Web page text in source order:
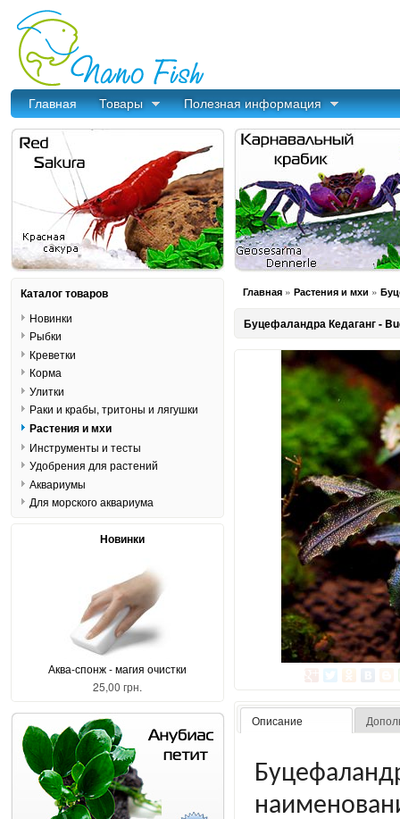
Главная Товары Полезная информация
Главная » Растения и мхи »
Буцефаландра Кедаганг -
Описание
Каталог товаров
Новинки
Рыбки
Креветки
Корма
Улитки
Раки и крабы, тритоны и лягушки
Растения и мхи
Инструменты и тесты
Удобрения для растений
Аквариумы
Для морского аквариума
Новинки
Аква-спонж - магия очистки
25,00 грн.